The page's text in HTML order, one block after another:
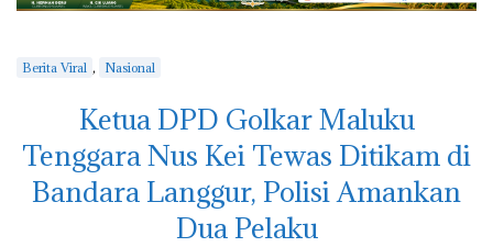
Berita Viral , Nasional
Ketua DPD Golkar Maluku
Tenggara Nus Kei Tewas Ditikam di
Bandara Langgur, Polisi Amankan
Dua Pelaku